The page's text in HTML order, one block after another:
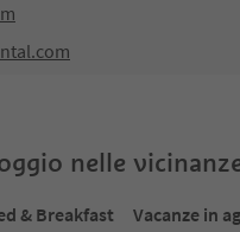
nelle
& Breakfast
Vacanze in